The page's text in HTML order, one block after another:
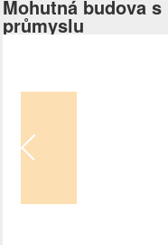
Mohutná budova
průmyslu